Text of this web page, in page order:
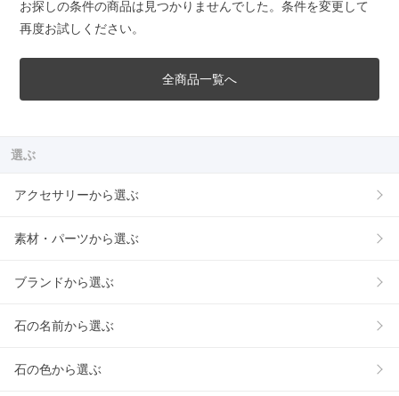
お探しの条件の商品は見つかりませんでした。条件を変更して
再度お試しください。
全商品一覧へ
選ぶ
アクセサリーから選ぶ
素材・パーツから選ぶ
ブランドから選ぶ
石の名前から選ぶ
石の色から選ぶ